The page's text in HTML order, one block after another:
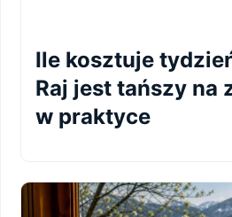
Ile kosztuje
Raj jest tańszy na
w praktyce